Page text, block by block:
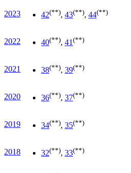
2023 42(**), 43(**), 44(**)
2022 40(**), 41 (**)
2021 38(**), 39(**)
2020 36(**), 37(**)
2019 34(**), 35(**)
2018 32(**), 33(**)